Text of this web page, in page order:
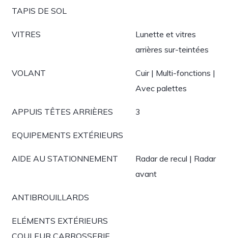
TAPIS DE SOL
VITRES
Lunette et vitres
arrières sur-teintées
VOLANT
Cuir | Multi-fonctions |
Avec palettes
APPUIS TÊTES ARRIÈRES 3
EQUIPEMENTS EXTÉRIEURS
AIDE AU STATIONNEMENT
Radar de recul | Radar
avant
ANTIBROUILLARDS
ELÉMENTS EXTÉRIEURS
COULEUR CARROSSERIE